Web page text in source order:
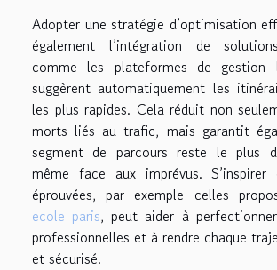
Adopter une stratégie d’optimisation
également l’intégration de
comme les plateformes de gestion
suggèrent automatiquement les
les plus rapides. Cela réduit non
morts liés au trafic, mais garantit
segment de parcours reste le plus
même face aux imprévus. S’inspirer
éprouvées, par exemple celles
ecole paris, peut aider à
professionnelles et à rendre chaque
et sécurisé.